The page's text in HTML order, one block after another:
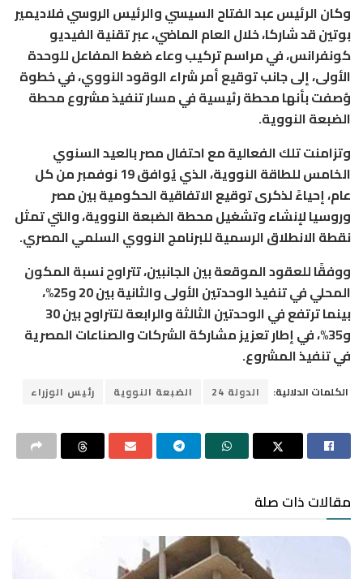
وكان الرئيس عبد الفتاح السيسي والرئيس الروسي فلاديمير
بوتين قد شاركا، خلال العام الماضي، عبر تقنية الفيديو
كونفرانس، في مراسم تركيب وعاء ضغط المفاعل للوحدة
الأولى، إلى جانب توقيع أمر شراء الوقود النووي، في خطوة
وُصفت بأنها محطة رئيسية في مسار تنفيذ مشروع محطة
الضبعة النووية.
وتزامنت تلك الفعالية مع احتفال مصر بالعيد السنوي
الخامس للطاقة النووية، الذي يُوافق 19 نوفمبر من كل
عام، إحياءً لذكرى توقيع الاتفاقية الحكومية بين مصر
وروسيا لإنشاء وتشغيل محطة الضبعة النووية، والتي تمثل
نقطة الانطلاق الرسمية للبرنامج النووي السلمي المصري.
ووفقًا للعقود الموقعة بين الجانبين، تتراوح نسبة المكون
المحلي في تنفيذ الوحدتين الأولى والثانية بين 20 و25%،
بينما ترتفع في الوحدتين الثالثة والرابعة لتتراوح بين 30
و35%، في إطار تعزيز مشاركة الشركات والصناعات المصرية
في تنفيذ المشروع.
الكلمات الدلالية: الدولة 24 الضبعة النووية رئيس الوزراء
مقالات ذات صلة